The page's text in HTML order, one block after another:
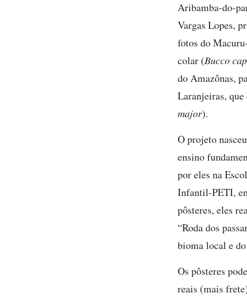
Aribamba-do-
Vargas Lopes,
fotos do
colar (Bucco
do Amazônas,
Laranjeiras,
major).
O projeto
ensino
por eles na
Infantil-PETI,
pôsteres, eles
“Roda dos
bioma local e
Os pôsteres
reais (mais